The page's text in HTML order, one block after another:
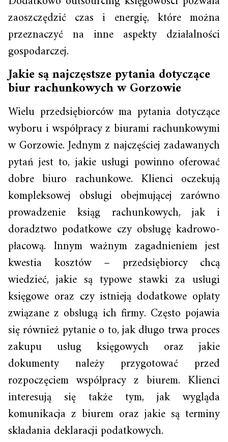
zaoszczędzić czas i energię, które można
przeznaczyć na inne aspekty działalności
gospodarczej.
Jakie są najczęstsze pytania dotyczące
biur rachunkowych w Gorzowie
Wielu przedsiębiorców ma pytania dotyczące
wyboru i współpracy z biurami rachunkowymi
w Gorzowie. Jednym z najczęściej zadawanych
pytań jest to, jakie usługi powinno oferować
dobre biuro rachunkowe. Klienci oczekują
kompleksowej obsługi obejmującej zarówno
prowadzenie ksiąg rachunkowych, jak i
doradztwo podatkowe czy obsługę kadrowo-
płacową. Innym ważnym zagadnieniem jest
kwestia kosztów – przedsiębiorcy chcą
wiedzieć, jakie są typowe stawki za usługi
księgowe oraz czy istnieją dodatkowe opłaty
związane z obsługą ich firmy. Często pojawia
się również pytanie o to, jak długo trwa proces
zakupu usług księgowych oraz jakie
dokumenty należy przygotować przed
rozpoczęciem współpracy z biurem. Klienci
interesują się także tym, jak wygląda
komunikacja z biurem oraz jakie są terminy
składania deklaracji podatkowych.